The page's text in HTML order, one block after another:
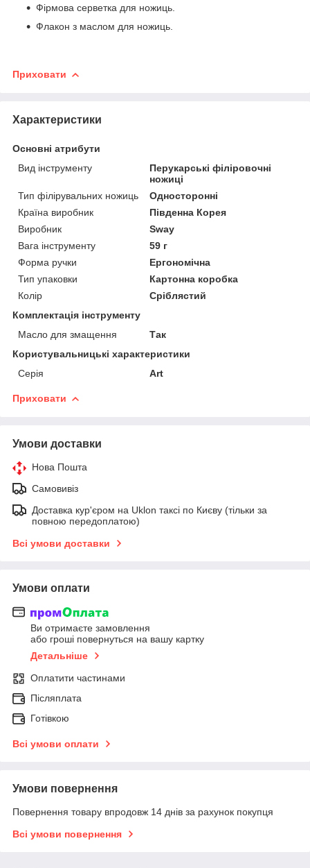
Фірмова серветка для ножиць.
Флакон з маслом для ножиць.
Приховати
Характеристики
Основні атрибути
Вид інструменту
Перукарські філіровочні
ножиці
Тип філірувальних ножиць
Односторонні
Країна виробник
Південна Корея
Виробник
Sway
Вага інструменту
59 г
Форма ручки
Ергономічна
Тип упаковки
Картонна коробка
Колір
Сріблястий
Комплектація інструменту
Масло для змащення
Так
Користувальницькі характеристики
Серія
Art
Приховати
Умови доставки
Нова Пошта
Самовивіз
Доставка кур'єром на Uklon таксі по Києву (тільки за
повною передоплатою)
Всі умови доставки
Умови оплати
Ви отримаєте замовлення
або гроші повернуться на вашу картку
Детальніше
Оплатити частинами
Післяплата
Готівкою
Всі умови оплати
Умови повернення
Повернення товару впродовж 14 днів за рахунок покупця
Всі умови повернення